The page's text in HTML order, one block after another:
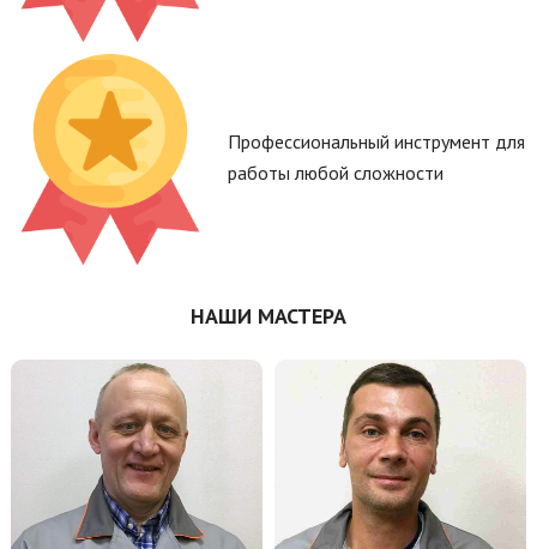
Профессиональный инструмент для
работы любой сложности
НАШИ МАСТЕРА